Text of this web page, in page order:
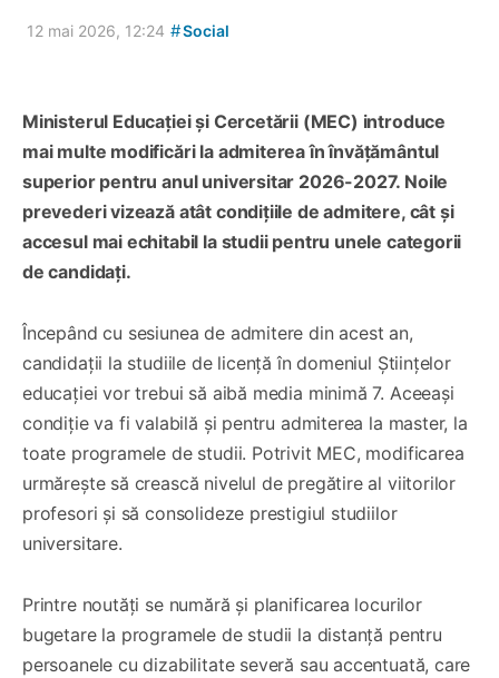
12 mai 2026, 12:24 #Social
Ministerul Educației și Cercetării (MEC) introduce
mai multe modificări la admiterea în învățământul
superior pentru anul universitar 2026-2027. Noile
prevederi vizează atât condițiile de admitere, cât și
accesul mai echitabil la studii pentru unele categorii
de candidați.
Începând cu sesiunea de admitere din acest an,
candidații la studiile de licență în domeniul Științelor
educației vor trebui să aibă media minimă 7. Aceeași
condiție va fi valabilă și pentru admiterea la master, la
toate programele de studii. Potrivit MEC, modificarea
urmărește să crească nivelul de pregătire al viitorilor
profesori și să consolideze prestigiul studiilor
universitare.
Printre noutăți se numără și planificarea locurilor
bugetare la programele de studii la distanță pentru
persoanele cu dizabilitate severă sau accentuată, care